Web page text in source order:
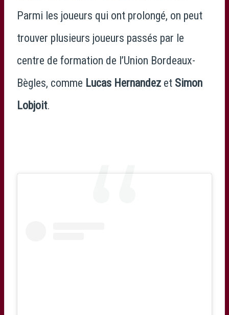
Parmi les joueurs qui ont prolongé, on peut
trouver plusieurs joueurs passés par le
centre de formation de l’Union Bordeaux-
Bègles, comme Lucas Hernandez et Simon
Lobjoit.